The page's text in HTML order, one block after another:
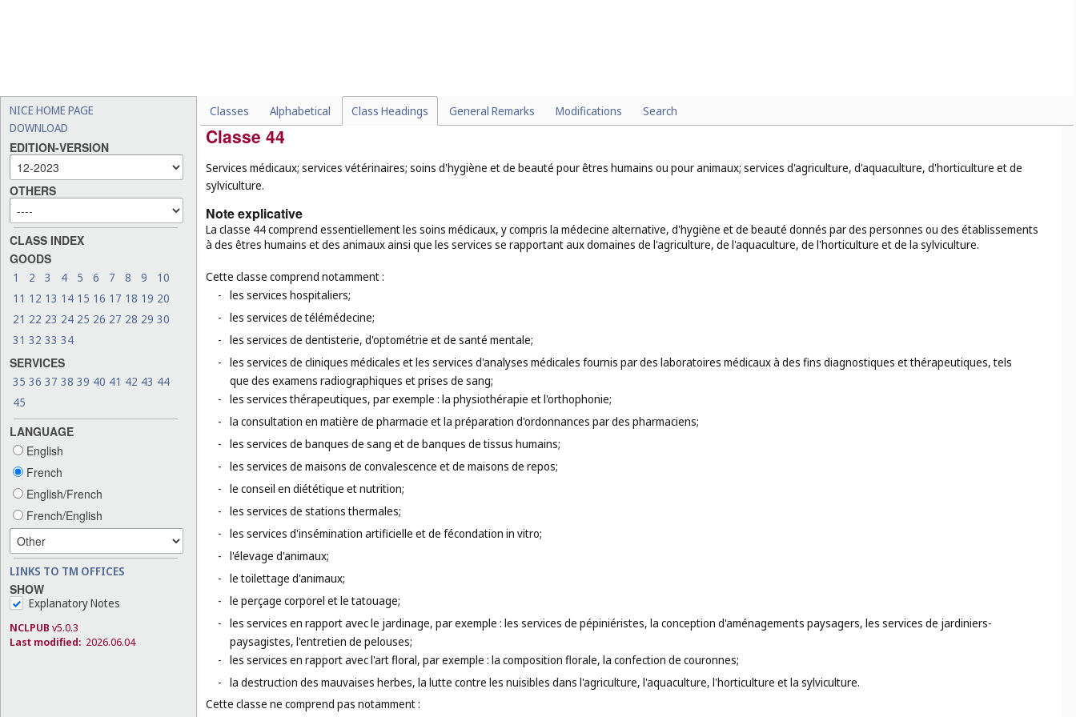
NICE HOME PAGE
DOWNLOAD
EDITION-VERSION
OTHERS
CLASS INDEX
GOODS
1 2 3 4 5 6 7 8 9
10
11 12 13 14 15 16 17 18 19 20
21 22 23 24 25 26 27 28 29 30
31 32 33 34
SERVICES
35 36 37 38 39 40 41 42 43 44
45
LANGUAGE
English
French
English/French
French/English
LINKS TO TM OFFICES
SHOW
Explanatory Notes
NCLPUB v5.0.3
Last modified: 2026.06.04
Classes Alphabetical Class Headings General Remarks Modifications Search
la garde d'enfants à domicile, le gardiennage à domicile d'animaux de compagnie (
Classe 44
Services médicaux; services vétérinaires; soins d'hygiène et de beauté pour êtres humains ou pour animaux; services d'agriculture, d'aquaculture, d'horticulture et de
sylviculture.
Note explicative
La classe 44 comprend essentiellement les soins médicaux, y compris la médecine alternative, d'hygiène et de beauté donnés par des personnes ou des établissements
à des êtres humains et des animaux ainsi que les services se rapportant aux domaines de l'agriculture, de l'aquaculture, de l'horticulture et de la sylviculture.
Cette classe comprend notamment :
- les services hospitaliers;
- les services de télémédecine;
- les services de dentisterie, d'optométrie et de santé mentale;
- les services de cliniques médicales et les services d'analyses médicales fournis par des laboratoires médicaux à des fins diagnostiques et thérapeutiques, tels
que des examens radiographiques et prises de sang;
- les services thérapeutiques, par exemple : la physiothérapie et l'orthophonie;
- la consultation en matière de pharmacie et la préparation d'ordonnances par des pharmaciens;
- les services de banques de sang et de banques de tissus humains;
- les services de maisons de convalescence et de maisons de repos;
- le conseil en diététique et nutrition;
- les services de stations thermales;
- les services d'insémination artificielle et de fécondation in vitro;
- l'élevage d'animaux;
- le toilettage d'animaux;
- le perçage corporel et le tatouage;
- les services en rapport avec le jardinage, par exemple : les services de pépiniéristes, la conception d'aménagements paysagers, les services de jardiniers-
paysagistes, l'entretien de pelouses;
- les services en rapport avec l'art floral, par exemple : la composition florale, la confection de couronnes;
- la destruction des mauvaises herbes, la lutte contre les nuisibles dans l'agriculture, l'aquaculture, l'horticulture et la sylviculture.
Cette classe ne comprend pas notamment :